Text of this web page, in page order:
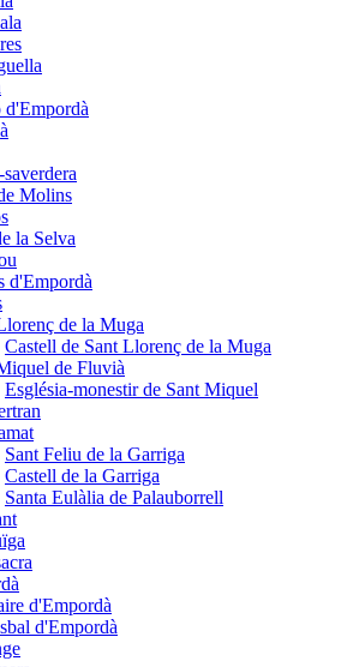
d'Empordà
Molins
la Selva
d'Empordà
de la Muga
Castell de Sant Llorenç de la Muga
de Fluvià
Església-monestir de Sant Miquel
Sant Feliu de la Garriga
Castell de la Garriga
Santa Eulàlia de Palauborrell
d'Empordà
d'Empordà